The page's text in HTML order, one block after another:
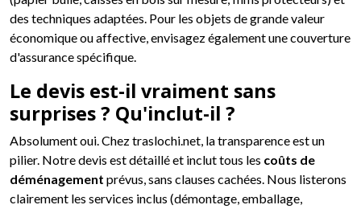
des techniques adaptées. Pour les objets de grande valeur
économique ou affective, envisagez également une couverture
d'assurance spécifique.
Le devis est-il vraiment sans
surprises ? Qu'inclut-il ?
Absolument oui. Chez traslochi.net, la transparence est un
pilier. Notre devis est détaillé et inclut tous les coûts de
déménagement prévus, sans clauses cachées. Nous listerons
clairement les services inclus (démontage, emballage,